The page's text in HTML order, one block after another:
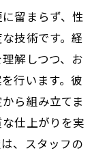
ローチとは？
：熟練スタッ
留まらず、性
技術です。経
解しつつ、お
行います。彼
ら組み立てま
仕上がりを実
、スタッフの